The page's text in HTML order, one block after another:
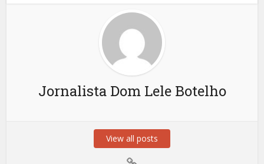
Jornalista Dom Lele Botelho
View all posts